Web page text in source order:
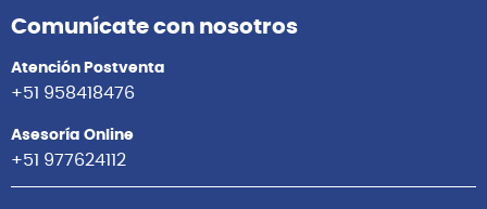
Comunícate con nosotros
Atención Postventa
+51 958418476
Asesoría Online
+51 977624112